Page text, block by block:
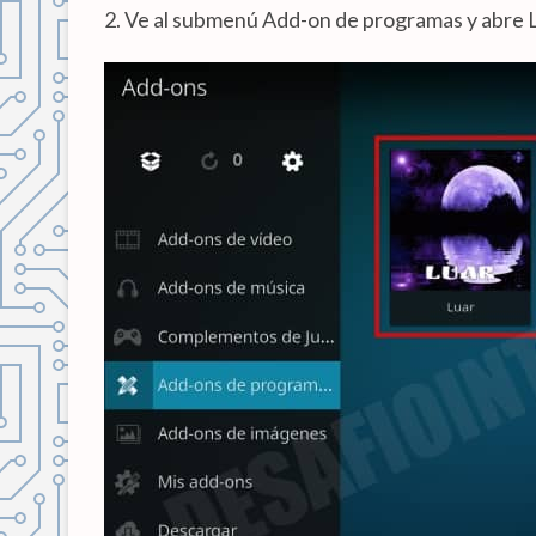
2. Ve al submenú Add-on de programas y abre